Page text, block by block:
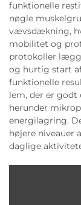
funktionelle
nøgle
vævsdækning,
mobilitet og
protokoller
og hurtig start
funktionelle
lem, der er godt
herunder
energilagring.
højere niveauer
daglige